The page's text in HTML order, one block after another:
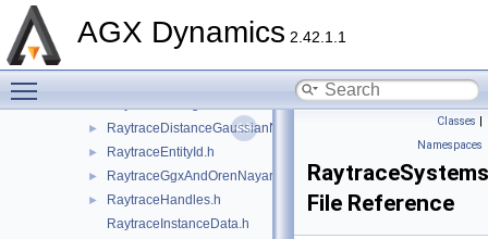
AGX Dynamics 2.42.1.1
► RaytraceAmbientMaterial.h
► RaytraceDistanceGaussianNoise.h
► RaytraceEntityId.h
► RaytraceGgxAndOrenNayarMaterial.h
►
RaytraceHandles.h
RaytraceInstanceData.h
Classes |
Namespaces
File Reference